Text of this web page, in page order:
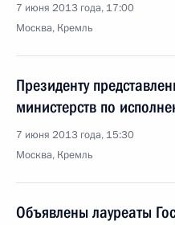
7 июня 2013 года, 17:00
Москва, Кремль
Президенту
министерств по
7 июня 2013 года, 15:30
Москва, Кремль
Объявлены лауреаты